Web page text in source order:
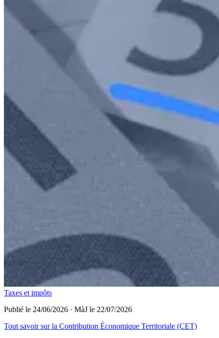
Taxes et impôts
Publié le 24/06/2026 · MàJ le 22/07/2026
Tout savoir sur la Contribution Économique Territoriale (CET)